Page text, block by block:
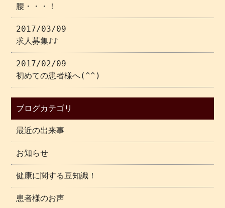
腰・・・！
2017/03/09
求人募集♪♪
2017/02/09
初めての患者様へ(^^)
ブログカテゴリ
最近の出来事
お知らせ
健康に関する豆知識！
患者様のお声